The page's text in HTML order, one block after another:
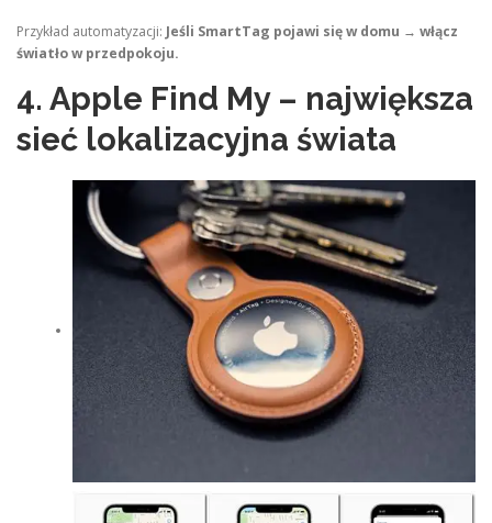
Przykład automatyzacji: Jeśli SmartTag pojawi się w domu → włącz
światło w przedpokoju.
4. Apple Find My – największa
sieć lokalizacyjna świata